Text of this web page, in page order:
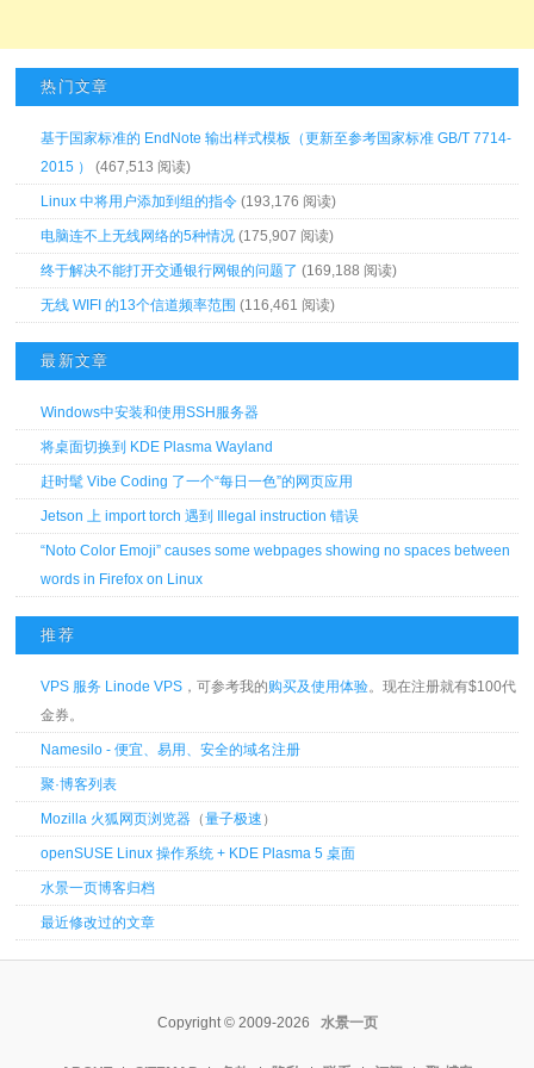
热门文章
基于国家标准的 EndNote 输出样式模板（更新至参考国家标准 GB/T 7714-
2015 ）
(467,513 阅读)
Linux 中将用户添加到组的指令 (193,176 阅读)
电脑连不上无线网络的5种情况 (175,907 阅读)
终于解决不能打开交通银行网银的问题了 (169,188 阅读)
无线 WIFI 的13个信道频率范围 (116,461 阅读)
最新文章
Windows中安装和使用SSH服务器
将桌面切换到 KDE Plasma Wayland
赶时髦 Vibe Coding 了一个“每日一色”的网页应用
Jetson 上 import torch 遇到 Illegal instruction 错误
“Noto Color Emoji” causes some webpages showing no spaces between
words in Firefox on Linux
推荐
VPS 服务 Linode VPS ，可参考我的购买及使用体验。现在注册就有$100代
金券。
Namesilo - 便宜、易用、安全的域名注册
聚·博客列表
Mozilla 火狐网页浏览器 （量子极速 ）
openSUSE Linux 操作系统 + KDE Plasma 5 桌面
水景一页博客归档
最近修改过的文章
Copyright © 2009-2026 水景一页